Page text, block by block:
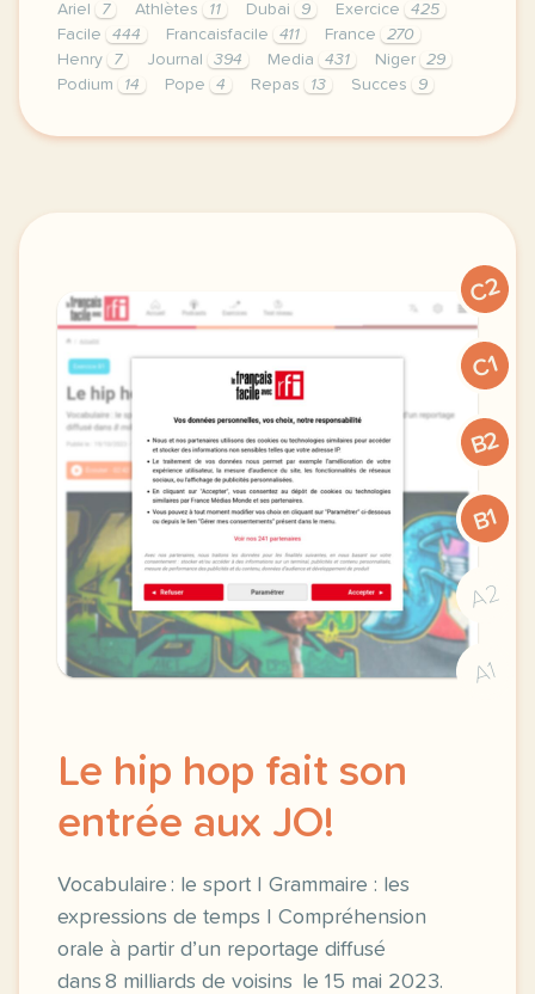
Ariel 7 Athlètes 11 Dubai 9 Exercice
425
Facile
444 Francaisfacile 411 France
270
Henry
7 Journal 394 Media 431 Niger
29
Podium
14 Pope 4 Repas 13 Succes 9
exercice b1 jo le plus grand restaurant du
C2
C1
B2
B1
A2
A1
Le hip hop fait son
entrée aux JO!
Vocabulaire : le sport | Grammaire : les
expressions de temps | Compréhension
orale à partir d’un reportage diffusé
dans 8 milliards de voisins le 15 mai 2023.